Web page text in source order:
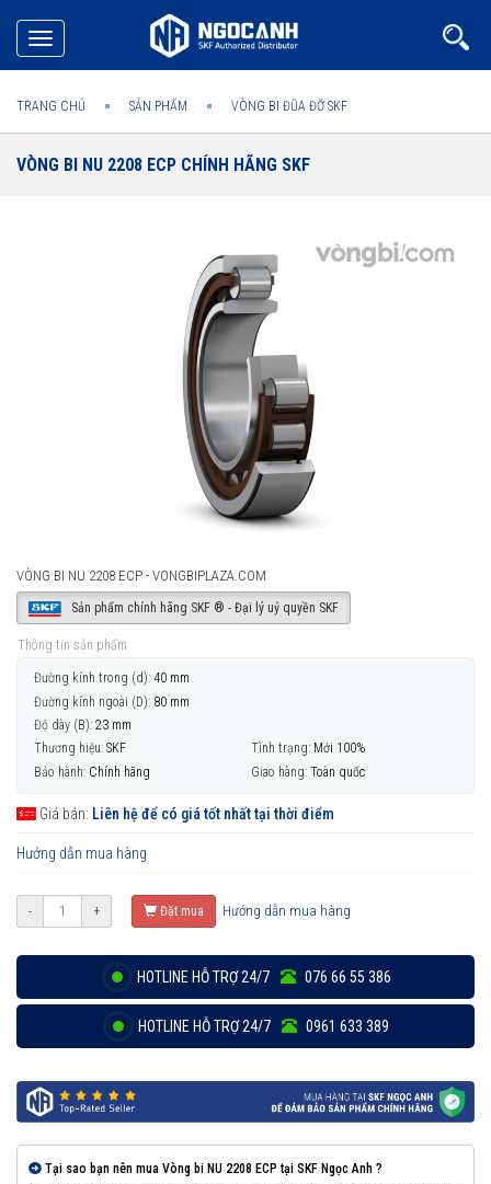
Toggle
navigation
TRANG CHỦ SẢN PHẨM VÒNG BI ĐŨA ĐỠ SKF
VÒNG BI NU 2208 ECP CHÍNH HÃNG SKF
VÒNG BI NU 2208 ECP - VONGBIPLAZA.COM
Sản phẩm chính hãng SKF ® - Đại lý uỷ quyền SKF
Thông tin sản phẩm
Đường kính trong (d): 40 mm
Đường kính ngoài (D): 80 mm
Độ dày (B): 23 mm
Thương hiệu: SKF Tình trạng: Mới 100%
Bảo hành: Chính hãng Giao hàng: Toàn quốc
Giá bán: Liên hệ để có giá tốt nhất tại thời điểm
Hướng dẫn mua hàng
- + Đặt mua Hướng dẫn mua hàng
HOTLINE HỖ TRỢ 24/7 076 66 55 386
HOTLINE HỖ TRỢ 24/7 0961 633 389
Tại sao bạn nên mua Vòng bi NU 2208 ECP tại SKF Ngọc Anh ?